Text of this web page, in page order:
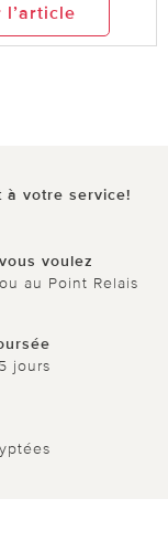
l’article
à votre service!
voulez
au Point Relais
jours